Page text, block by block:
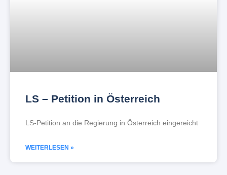
LS – Petition in Österreich
LS-Petition an die Regierung in Österreich eingereicht
WEITERLESEN »